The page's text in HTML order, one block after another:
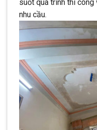
suốt quá trình thi
nhu cầu.